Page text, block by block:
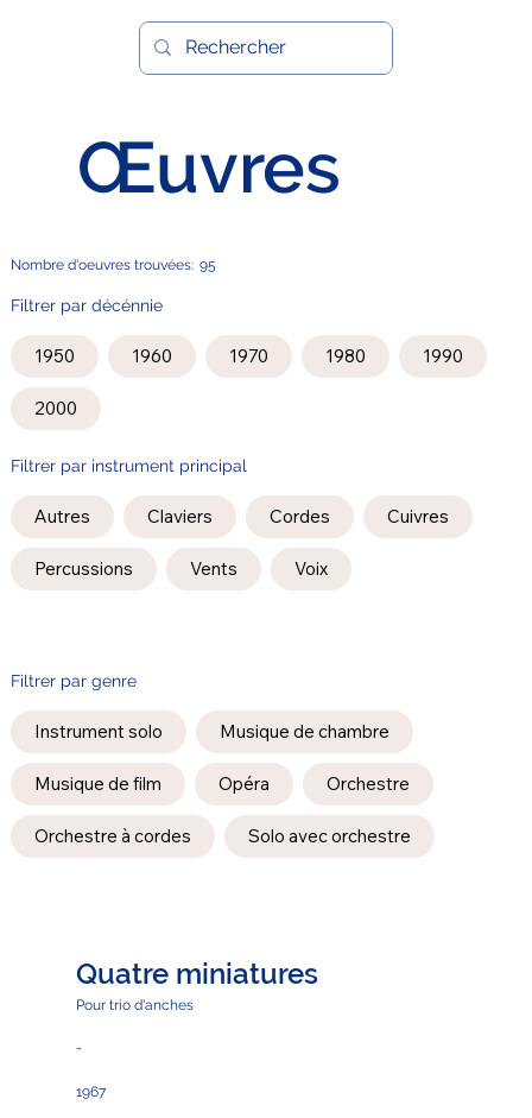
Œuvres
Quatre miniatures
Pour trio d'anches
-
1967
Filtrer par décénnie
1950 1960 1970 1980 1990
2000
Filtrer par instrument principal
Autres Claviers Cordes Cuivres
Percussions Vents Voix
Filtrer par genre
Instrument solo Musique de chambre
Musique de film Opéra Orchestre
Orchestre à cordes Solo avec orchestre
Nombre d'oeuvres trouvées: 95